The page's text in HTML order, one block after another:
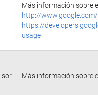
Más información sobre
http://
https://
usage
Más información sobre